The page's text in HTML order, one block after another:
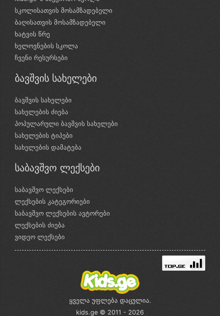
სკოლისათვის მოსამზადებელი
ბაღისათვის მოსამზადებელი
ხატვის წრე
ხელოვნების სკოლა
ჩვენი რესურსები
ბავშვის სახელები
ბავშვის სახელები
სახელების ძიება
პოპულარული ბავშვის სახელები
სახელების ტიპები
სახელების დამატება
საბავშვო ლექსები
საბავშვო ლექსები
ლექსების კატეგორიები
საბავშვო ლექსების ავტორები
ლექსების ძიება
ვიდეო ლექსები
ყველა უფლება დაცულია.
kids.ge © 2011 - 2026